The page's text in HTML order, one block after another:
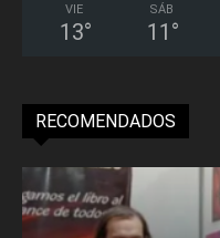
VIE
13°
SÁB
11 °
RECOMENDADOS